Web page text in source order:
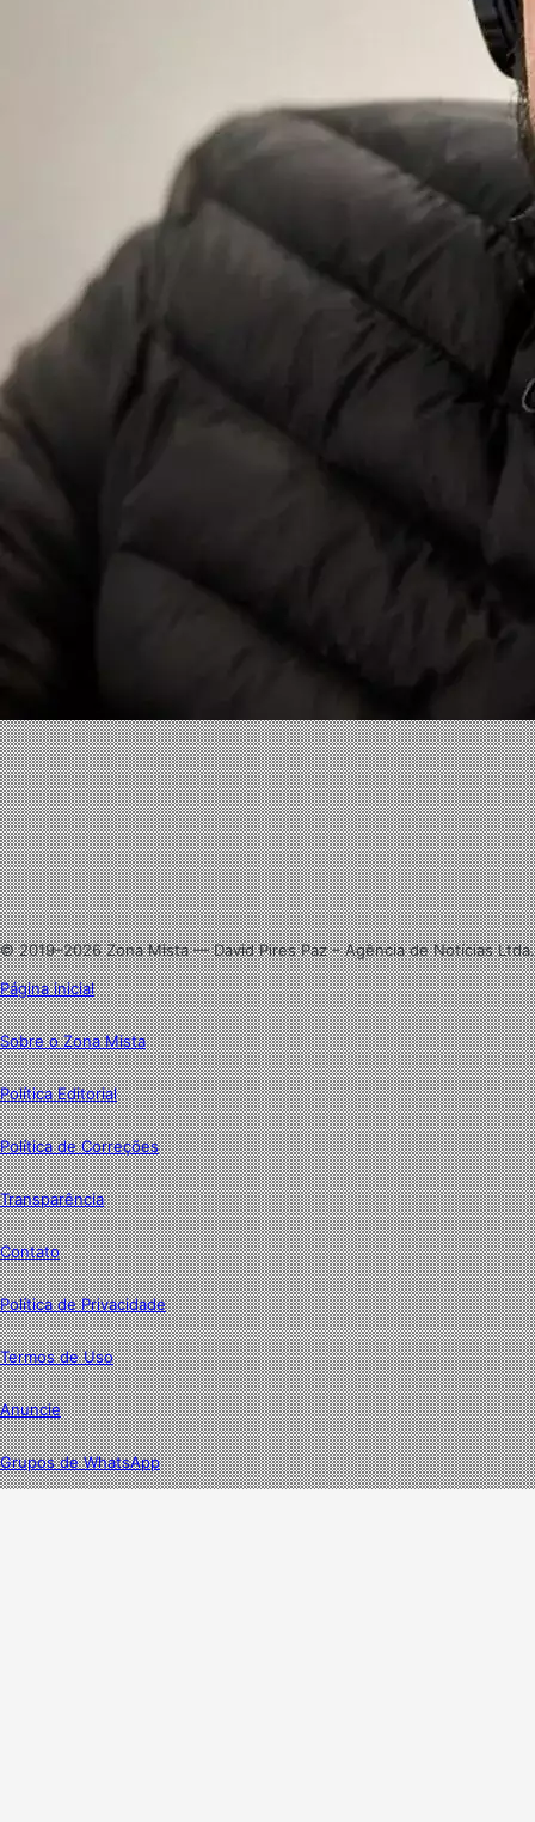
Facebook
X
Linkedin
Instagram
© 2019–2026 Zona Mista — David Pires Paz – Agência de Notícias Ltda.
Página inicial
Sobre o Zona Mista
Política Editorial
Política de Correções
Transparência
Contato
Política de Privacidade
Termos de Uso
Anuncie
Grupos de WhatsApp